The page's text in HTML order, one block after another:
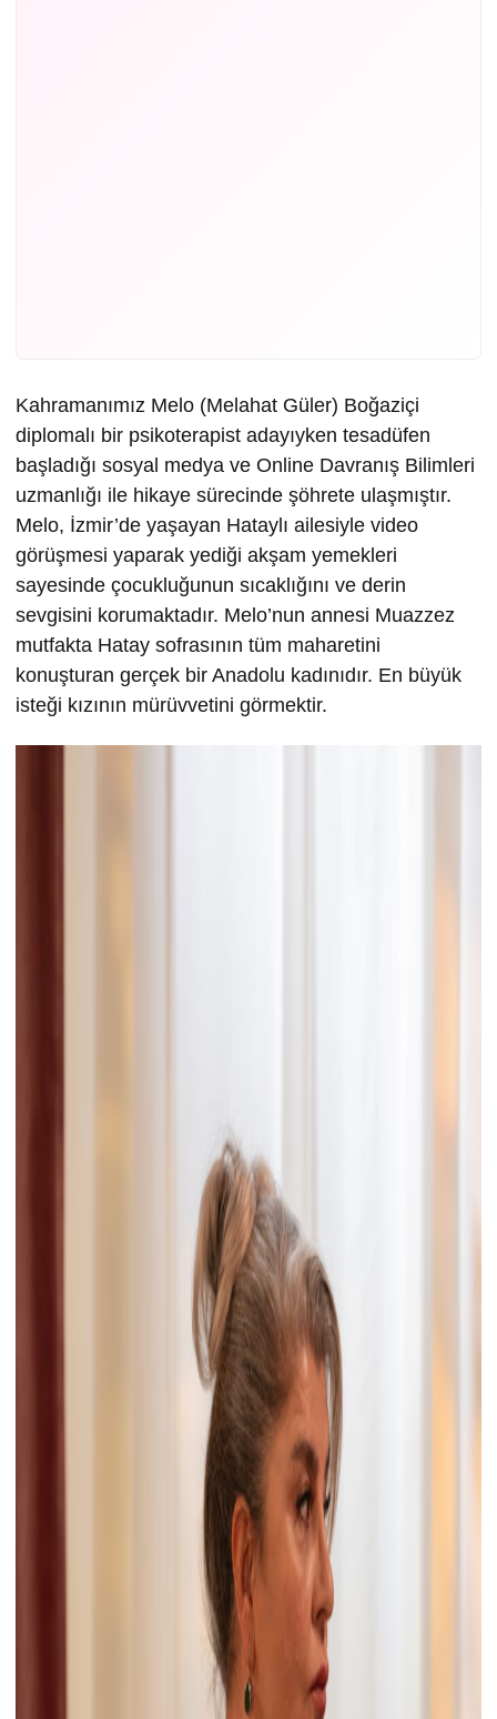
Kahramanımız Melo (Melahat Güler) Boğaziçi
diplomalı bir psikoterapist adayıyken tesadüfen
başladığı sosyal medya ve Online Davranış Bilimleri
uzmanlığı ile hikaye sürecinde şöhrete ulaşmıştır.
Melo, İzmir’de yaşayan Hataylı ailesiyle video
görüşmesi yaparak yediği akşam yemekleri
sayesinde çocukluğunun sıcaklığını ve derin
sevgisini korumaktadır. Melo’nun annesi Muazzez
mutfakta Hatay sofrasının tüm maharetini
konuşturan gerçek bir Anadolu kadınıdır. En büyük
isteği kızının mürüvvetini görmektir.